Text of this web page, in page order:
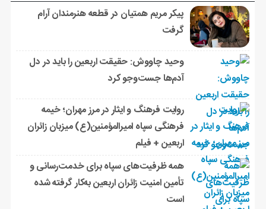
پیکر مریم همتیان در قطعه هنرمندان آرام
گرفت
وحید چاووش: حقیقت اربعین را باید در دل
آدم‌ها جست‌وجو کرد
روایت فرهنگ و ایثار در مرز مهران؛ خیمه
فرهنگی سپاه امیرالمؤمنین(ع) میزبان زائران
اربعین + فیلم
همه ظرفیت‌های سپاه برای خدمت‌رسانی و
تأمین امنیت زائران اربعین به‌کار گرفته شده
است